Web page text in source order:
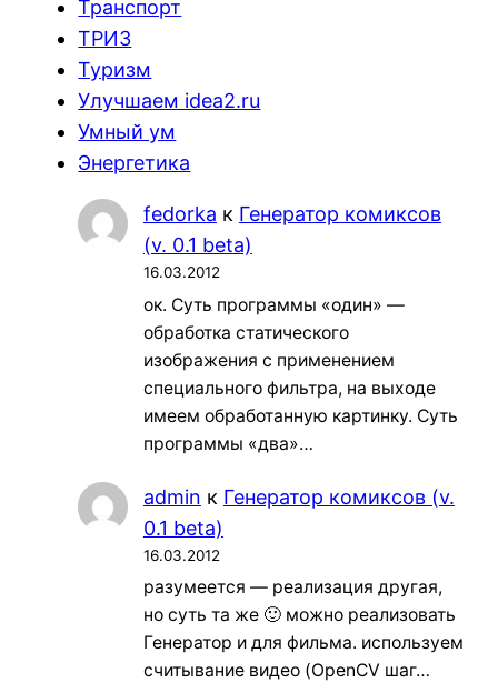
Транспорт
ТРИЗ
Туризм
Улучшаем idea2.ru
Умный ум
Энергетика
fedorka к Генератор комиксов
(v. 0.1 beta)
16.03.2012
ок. Суть программы «один» —
обработка статического
изображения с применением
специального фильтра, на выходе
имеем обработанную картинку. Суть
программы «два»…
admin к Генератор комиксов (v.
0.1 beta)
16.03.2012
разумеется — реализация другая,
но суть та же 🙂 можно реализовать
Генератор и для фильма. используем
считывание видео (OpenCV шаг…